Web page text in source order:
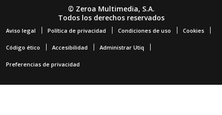
© Zeroa Multimedia, S.A.
Todos los derechos reservados
Aviso legal Política de privacidad Condiciones de uso Cookies
Código ético Accesibilidad Administrar Utiq
Preferencias de privacidad